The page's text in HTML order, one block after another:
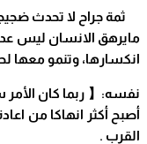
ثمة جراح لا تحدث
مايرهق الانسان ليس
انكسارها، وتنمو معها
نفسه: 【 ربما كان
أصبح أكثر انهاكا من
القرب .